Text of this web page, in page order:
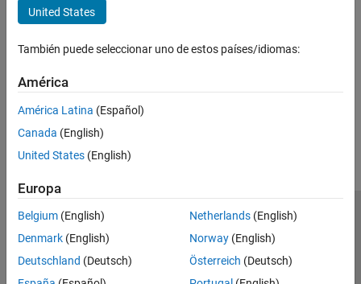
Econometrics Toolbox
Financial Toolbox
Get Started with Financial Toolbox
Timetables in Finance
Financial Data Analytics
Portfolio Optimization and Asset
Credit Risk
Models
Risk Management Toolbox
United States
También puede seleccionar uno de estos países/idiomas:
América
América Latina (Español)
Canada (English)
United States (English)
Europa
Belgium (English)
Denmark (English)
Deutschland (Deutsch)
Netherlands(English)
Norway(English)
Österreich (Deutsch)
Centro de confianza
Marcas comerciales
Política de privacidad
Antipiratería
Estado de las aplicaciones
Información de contacto